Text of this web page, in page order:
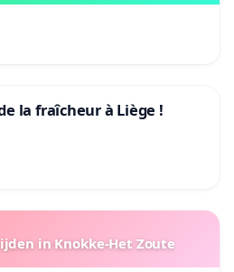
la fraîcheur à Liège !
in Knokke-Het Zoute